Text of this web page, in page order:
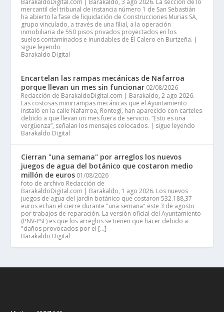
BarakaldoDigital.com | Barakaldo, 3 ago 2026. La sección de lo
mercantil del tribunal de instancia número 1 de San Sebastián
ha abierto la fase de liquidación de Construcciones Murias SA,
grupo vinculado, a través de una filial, a la operación
inmobiliaria de 550 pisos privados proyectados en los
suelos contaminados e inundables de El Calero en Burtzeña. |
sigue leyendo
Barakaldo Digital
Encartelan las rampas mecánicas de Nafarroa
porque llevan un mes sin funcionar 02/08/2026
Redacción de BarakaldoDigital.com | Barakaldo, 2 ago 2026.
Las costosas minirrampas mecánicas que el Ayuntamiento
instaló en la calle Nafarroa, Rontegi, han aparecido con carteles
debido a que llevan un mes fuera de servicio. “Esto es una
vergüenza”, señalan los mensajes colocados. | sigue leyendo
Barakaldo Digital
Cierran "una semana" por arreglos los nuevos
juegos de agua del botánico que costaron medio
millón de euros 01/08/2026
foto de archivo Redacción de
BarakaldoDigital.com | Barakaldo, 1 ago 2026. Los nuevos
juegos de agua del jardín botánico que costaron 532.188,37
euros echan el cierre durante "una semana" este 3 de agosto
por trabajos de reparación. La versión oficial del Ayuntamiento
(PNV-PSE) es que los arreglos se tienen que hacer debido a
"daños provocados por el […]
Barakaldo Digital